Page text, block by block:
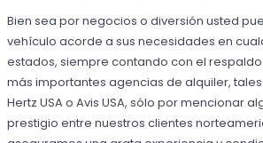
Bien sea por negocios o diversión usted
vehículo acorde a sus necesidades en
estados, siempre contando con el
más importantes agencias de alquiler, tales
Hertz USA o Avis USA, sólo por mencionar
prestigio entre nuestros clientes